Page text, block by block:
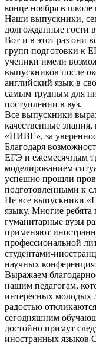
конце ноября в
Наши выпускники,
долгожданные гости
Вот и в этот раз они
групп подготовки к
ученики имели
выпускников после
английский язык в
самым трудным для
поступлении в вуз.
Все выпускники
качественные
«НИВЕ», за
Благодаря
ЕГЭ и ежемесячным
моделированием
успешно прошли
подготовленными к
Не все выпускники
языку. Многие ребята
гуманитарные вузы
применяют
профессиональной
студентами-
научных
Выражаем
нашим педагогам,
интересных молодых
радостью
сегодняшним
достойно примут
иностранных языков